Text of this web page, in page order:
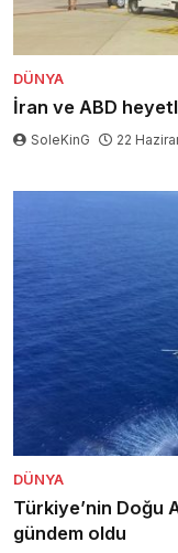
DÜNYA
İran ve ABD
SoleKinG 22
DÜNYA
Türkiye’nin Doğu
gündem oldu